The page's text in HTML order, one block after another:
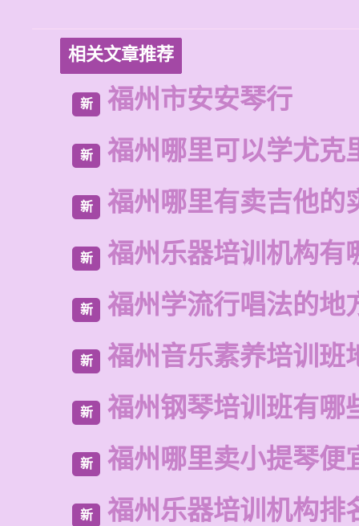
相关文章推荐
新 福州市安安琴行
新 福州哪里可以学尤克
新 福州哪里有卖吉他的
新 福州乐器培训机构有
新 福州学流行唱法的地
新 福州音乐素养培训班
新 福州钢琴培训班有哪
新 福州哪里卖小提琴便
新 福州乐器培训机构排